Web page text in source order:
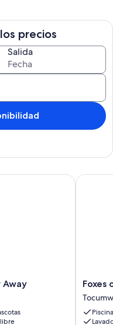
precios
Salida
Away
Foxes
on
the
Green
Foxes
Piscina
Foxes